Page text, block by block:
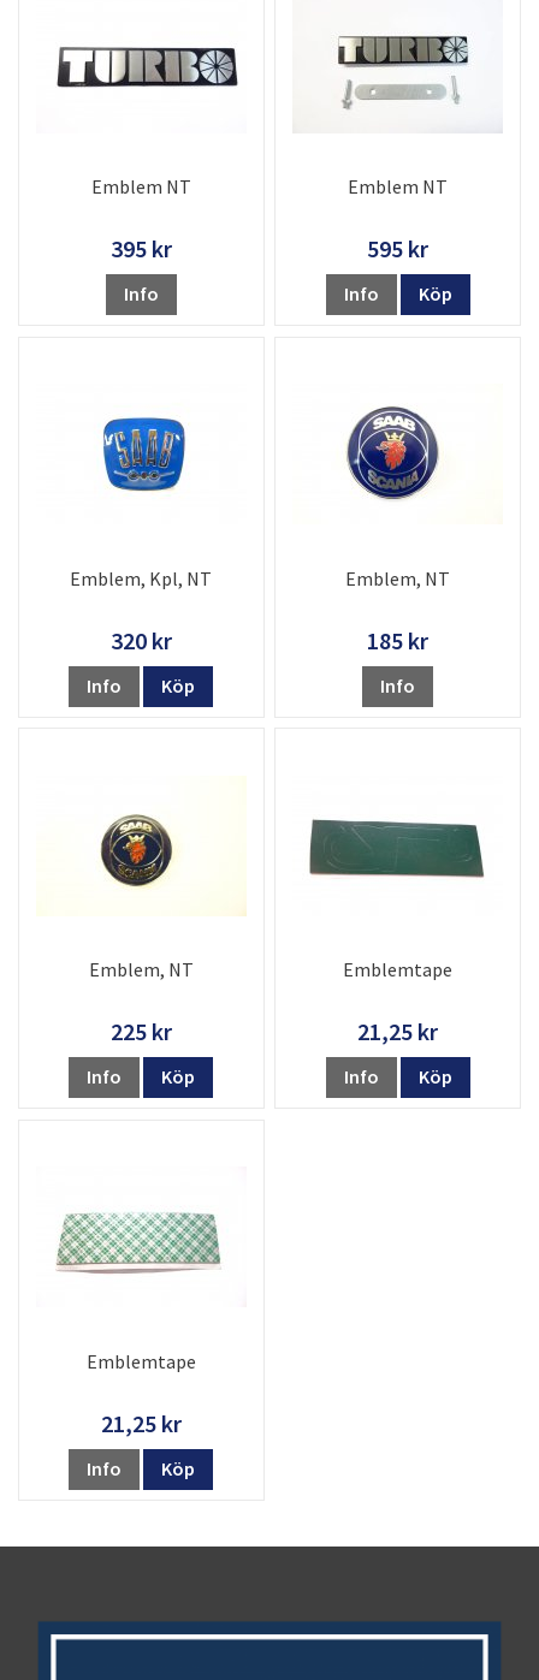
Emblem NT
395 kr
Info
Emblem NT
595 kr
Info Köp
Emblem, Kpl, NT
320 kr
Info Köp
Emblem, NT
185 kr
Info
Emblem, NT
225 kr
Info Köp
Emblemtape
21,25 kr
Info Köp
Emblemtape
21,25 kr
Info Köp